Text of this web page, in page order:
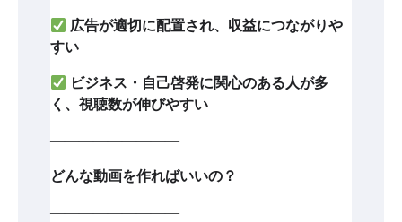
広告が適切に配置され、収益につながりや
すい
ビジネス・自己啓発に関心のある人が多
く、視聴数が伸びやすい
―――――――――
どんな動画を作ればいいの？
―――――――――